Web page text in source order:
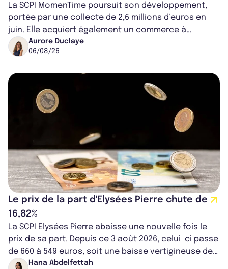
La SCPI MomenTime poursuit son développement,
portée par une collecte de 2,6 millions d’euros en
juin. Elle acquiert également un commerce à
Worcester, place une plateforme logisti...
Aurore Duclaye
06/08/26
Le prix de la part d'Elysées Pierre chute de
16,82%
La SCPI Elysées Pierre abaisse une nouvelle fois le
prix de sa part. Depuis ce 3 août 2026, celui-ci passe
de 660 à 549 euros, soit une baisse vertigineuse de
16,82%. Cette nouvell...
Hana Abdelfettah